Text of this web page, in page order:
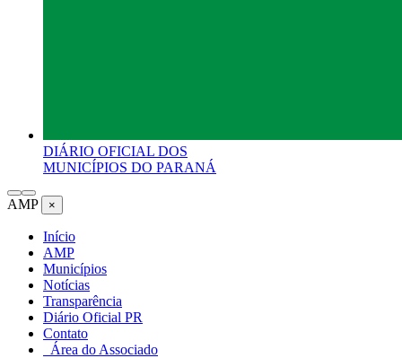
DIÁRIO OFICIAL DOS
MUNICÍPIOS DO PARANÁ
AMP ×
Início
AMP
Municípios
Notícias
Transparência
Diário Oficial PR
Contato
Área do Associado